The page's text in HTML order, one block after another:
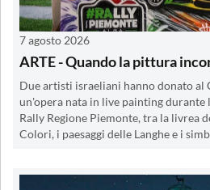
7 agosto 2026
ARTE - Quando la pittura
Due artisti israeliani hanno donato al
un'opera nata in live painting durante
Rally Regione Piemonte, tra la livrea
Colori, i paesaggi delle Langhe e i